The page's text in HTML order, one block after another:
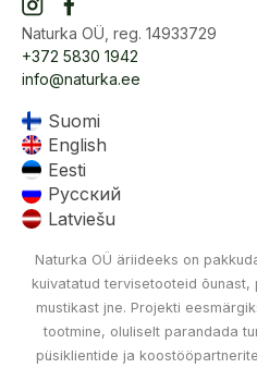
Naturka OÜ, reg. 14933729
+372 5830 1942
info@naturka.ee
Suomi
English
Eesti
Русский
Latviešu
Naturka OÜ äriideeks on
kuivatatud tervisetooteid
mustikast jne. Projekti
tootmine, oluliselt parandada
püsiklientide ja